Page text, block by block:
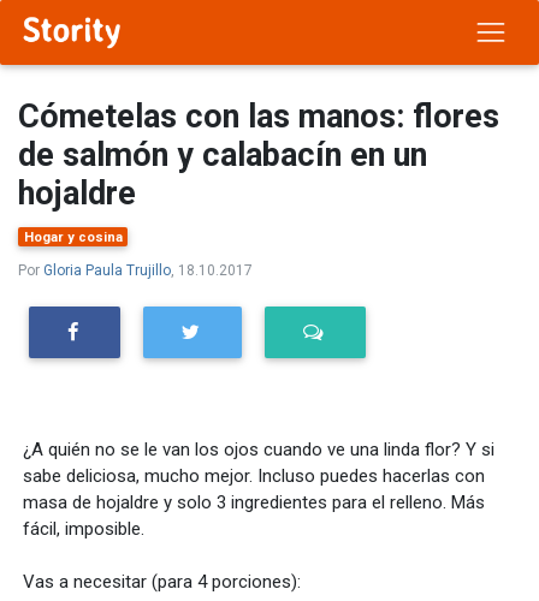
Cómetelas con las manos: flores
de salmón y calabacín en un
hojaldre
Hogar y cosina
Por Gloria Paula Trujillo , 18.10.2017
¿A quién no se le van los ojos cuando ve una linda flor? Y si
sabe deliciosa, mucho mejor. Incluso puedes hacerlas con
masa de hojaldre y solo 3 ingredientes para el relleno. Más
fácil, imposible.
Vas a necesitar (para 4 porciones):